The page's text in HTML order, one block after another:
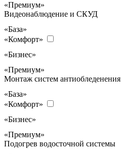
«Премиум»
Видеонаблюдение и СКУД
«База»
«Комфорт»
«Бизнес»
«Премиум»
Монтаж систем антиобледенения
«База»
«Комфорт»
«Бизнес»
«Премиум»
Подогрев водосточной системы